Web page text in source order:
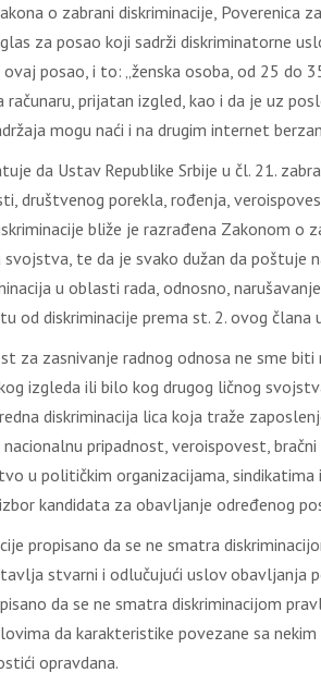
o zabrani diskriminacije,
za posao koji sadrži diskriminatorne
posao, i to: „ženska osoba, od 25
računaru, prijatan izgled, kao i da je uz
mogu naći i na drugim internet
da Ustav Republike Srbije u čl. 21.
društvenog porekla, rođenja,
bliže je razrađena Zakonom o
te da je svako dužan da poštuje
u oblasti rada, odnosno,
od diskriminacije prema st. 2. ovog člana
za zasnivanje radnog odnosa ne sme
izgleda ili bilo kog drugog ličnog
diskriminacija lica koja traže
pripadnost, veroispovest,
u političkim organizacijama,
kandidata za obavljanje određenog
propisano da se ne smatra
stvarni i odlučujući uslov obavljanja
da se ne smatra diskriminacijom
da karakteristike povezane sa
opravdana.